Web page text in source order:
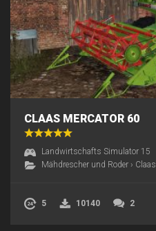
CLAAS MERCATOR 60
Landwirtschafts Simulator 15
Mähdrescher und Roder › Claas
5 10140 2